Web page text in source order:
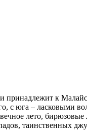
к
с юга – ласковыми
лето,
таинственных